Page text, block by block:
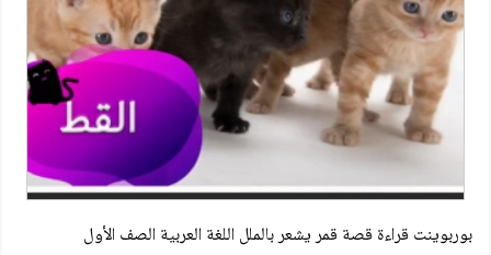
بوربوينت قراءة قصة قمر يشعر بالملل اللغة العربية الصف الأول